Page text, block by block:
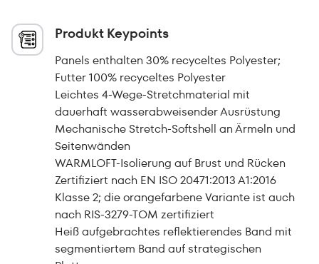
Produkt Keypoints
Panels enthalten 30% recyceltes Polyester;
Futter 100% recyceltes Polyester
Leichtes 4-Wege-Stretchmaterial mit
dauerhaft wasserabweisender Ausrüstung
Mechanische Stretch-Softshell an Ärmeln und
Seitenwänden
WARMLOFT-Isolierung auf Brust und Rücken
Zertifiziert nach EN ISO 20471:2013 A1:2016
Klasse 2; die orangefarbene Variante ist auch
nach RIS-3279-TOM zertifiziert
Heiß aufgebrachtes reflektierendes Band mit
segmentiertem Band auf strategischen